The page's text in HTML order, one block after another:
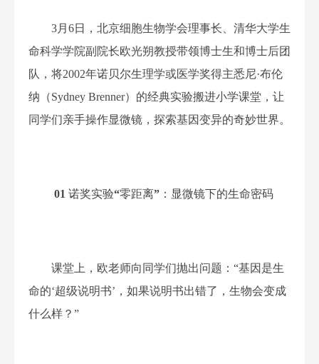
3月 6日，北京细胞生物学会理事长、清华大学生
命科学学院副院长欧光朔教授带领博士生和博士后团
队， 将2002年诺贝尔生理学或医学奖得主悉尼·布伦
纳（Sydney Brenner）的经典实验搬进小学课堂 ，让
同学们亲手操作显微镜，探索基因变异的奇妙世界。
01 诺奖实验“零距离” ： 显微镜下的生命密码
课堂上，欧老师向同学们抛出问题： “基因是生
命的‘超级说明书’ ， 如果说明书出错了， 生物会变成
什么样？ ”